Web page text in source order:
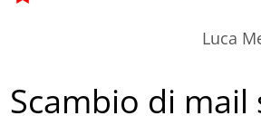
Luca
Scambio di mail